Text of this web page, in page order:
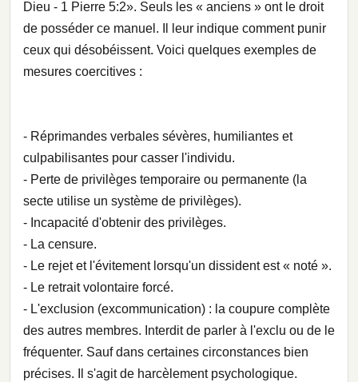
Dieu - 1 Pierre 5:2». Seuls les « anciens » ont le droit
de posséder ce manuel. Il leur indique comment punir
ceux qui désobéissent. Voici quelques exemples de
mesures coercitives :
- Réprimandes verbales sévères, humiliantes et
culpabilisantes pour casser l'individu.
- Perte de privilèges temporaire ou permanente (la
secte utilise un système de privilèges).
- Incapacité d'obtenir des privilèges.
- La censure.
- Le rejet et l'évitement lorsqu'un dissident est « noté ».
- Le retrait volontaire forcé.
- L'exclusion (excommunication) : la coupure complète
des autres membres. Interdit de parler à l'exclu ou de le
fréquenter. Sauf dans certaines circonstances bien
précises. Il s'agit de harcèlement psychologique.